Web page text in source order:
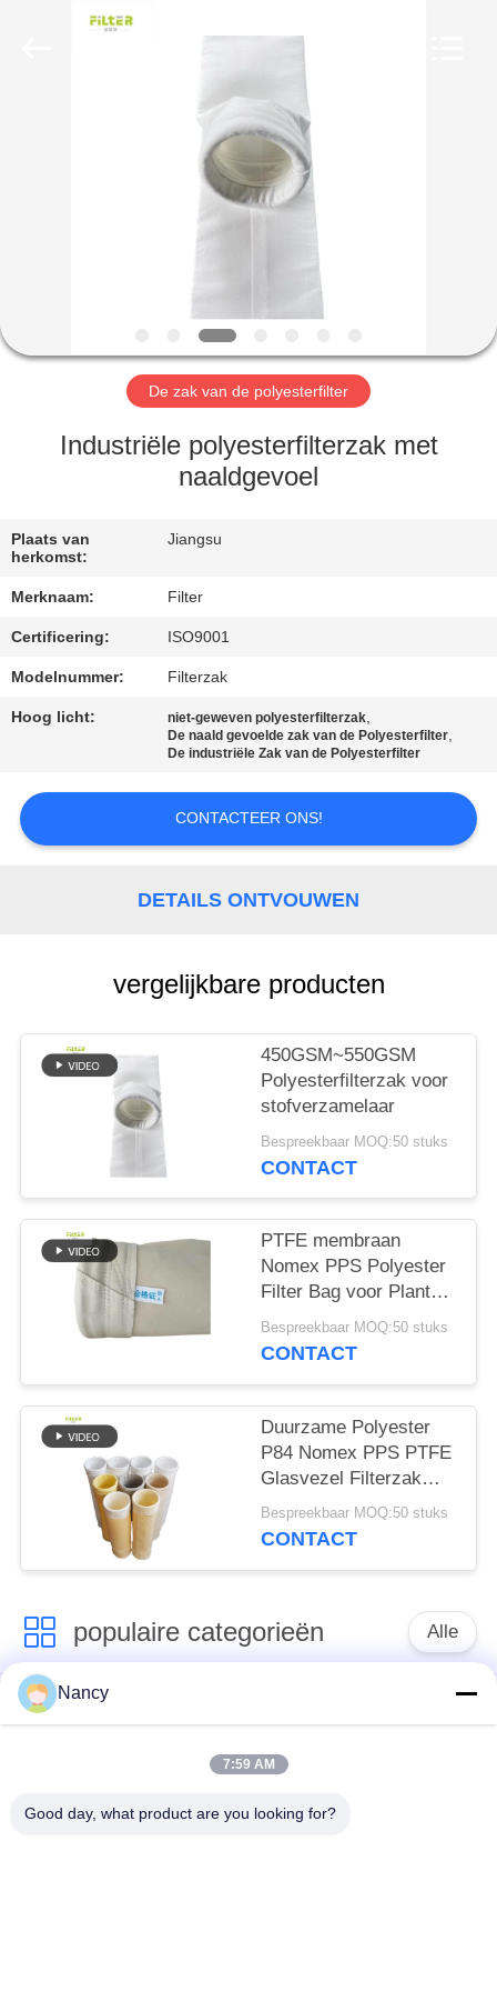
PRODUCTEN
FABRIEKSREIS
KWALITEITSCONTROLE
ONS
NIEUWS
VERZOEK
OM EEN
SITEMAP
PRIVACYBELEID
De zak van de polyesterfilter
Industriële polyesterfilterzak met
naaldgevoel
Plaats van
herkomst:
Jiangsu
Merknaam: Filter
Certificering: ISO9001
Modelnummer: Filterzak
Hoog licht: niet-geweven polyesterfilterzak,
De naald gevoelde zak van de Polyesterfilter,
De industriële Zak van de Polyesterfilter
CONTACTEER ONS!
DETAILS ONTVOUWEN
vergelijkbare producten
450GSM~550GSM
Polyesterfilterzak voor
stofverzamelaar
Bespreekbaar MOQ:50 stuks
CONTACT
PTFE membraan
Nomex PPS Polyester
Filter Bag voor Plant
Plant
Bespreekbaar MOQ:50 stuks
CONTACT
Duurzame Polyester
P84 Nomex PPS PTFE
Glasvezel Filterzak
voor
Stofafzuigapparatuur
Bespreekbaar MOQ:50 stuks
CONTACT
populaire categorieën Alle
Stofopvangfilterzakken
Nancy
7:59 AM
Good day, what product are you looking for?